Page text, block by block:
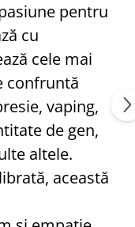
pentru
cu
cele mai
confruntă
vaping,
de gen,
altele.
această